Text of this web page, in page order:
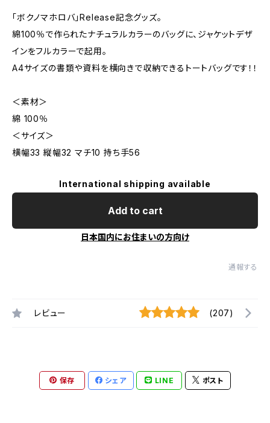
「ボクノマホロバ」Release記念グッズ。
綿100％で作られたナチュラルカラーのバッグに、ジャケットデザ
インをフルカラーで起用。
A4サイズの書類や資料を横向きで収納できるトートバッグです！！
＜素材＞
綿 100％
＜サイズ＞
横幅33 縦幅32 マチ10 持ち手56
International shipping available
Add to cart
日本国内にお住まいの方向け
通報する
レビュー (207)
保存 シェア LINE ポスト